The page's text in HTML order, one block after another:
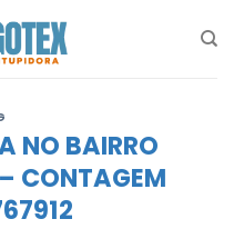
NO BAIRRO
CONTAGEM